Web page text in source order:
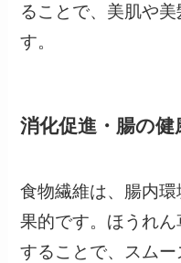
ることで、美肌や
す。
消化促進・腸の健
食物繊維は、腸内
果的です。ほうれ
することで、スム